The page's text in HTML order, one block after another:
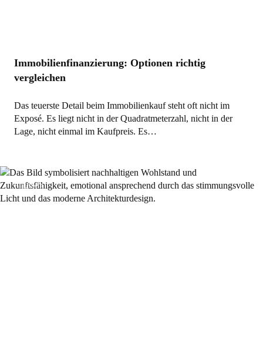
Immobilienfinanzierung: Optionen richtig
vergleichen
Das teuerste Detail beim Immobilienkauf steht oft nicht im
Exposé. Es liegt nicht in der Quadratmeterzahl, nicht in der
Lage, nicht einmal im Kaufpreis. Es…
Allgemein